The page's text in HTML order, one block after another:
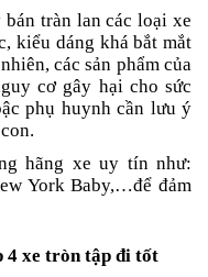
tràn lan các loại xe
kiểu dáng khá bắt mắt
các sản phẩm của
cơ gây hại cho sức
phụ huynh cần lưu ý
hãng xe uy tín như:
York Baby,…để đảm
4 xe tròn tập đi tốt